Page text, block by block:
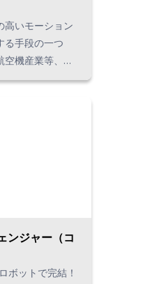
高いモーション
る手段の一つ
空機産業等、多
しています。独
ンジャー（コ
ボットで完結！